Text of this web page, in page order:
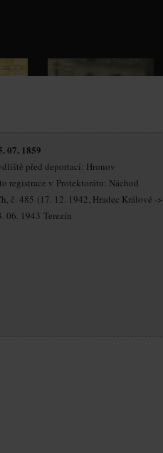
07. 1859
před deportací: Hronov
registrace v Protektorátu: Náchod
č. 485 (17. 12. 1942, Hradec Králové -
06. 1943 Terezín